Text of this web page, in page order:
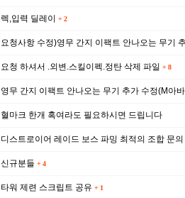
렉,입력 딜레이 + 2
요청사항 수정)영무 간지 이팩트 안나오는 무기
요청 하셔서 .외변.스킬이펙.정탄 삭제 파일 + 8
영무 간지 이팩트 안나오는 무기 추가 수정(M아
혈마크 한개 혹여라도 필요하시면 드립니다
디스트로이어 레이드 보스 파밍 최적의 조합 문
신규분들 + 4
타워 제련 스크립트 공유 + 1